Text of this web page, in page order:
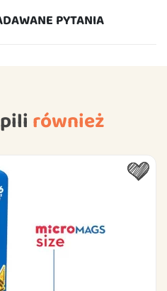
PYTANIA
również